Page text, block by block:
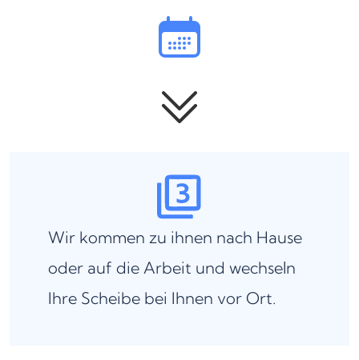
Wir kommen zu ihnen nach Hause
oder auf die Arbeit und wechseln
Ihre Scheibe bei Ihnen vor Ort.